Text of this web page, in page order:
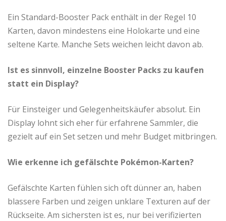
Ein Standard-Booster Pack enthält in der Regel 10
Karten, davon mindestens eine Holokarte und eine
seltene Karte. Manche Sets weichen leicht davon ab.
Ist es sinnvoll, einzelne Booster Packs zu kaufen
statt ein Display?
Für Einsteiger und Gelegenheitskäufer absolut. Ein
Display lohnt sich eher für erfahrene Sammler, die
gezielt auf ein Set setzen und mehr Budget mitbringen.
Wie erkenne ich gefälschte Pokémon-Karten?
Gefälschte Karten fühlen sich oft dünner an, haben
blassere Farben und zeigen unklare Texturen auf der
Rückseite. Am sichersten ist es, nur bei verifizierten